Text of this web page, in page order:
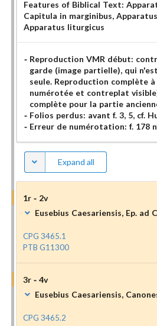
Features of Biblical Text:
Capitula in marginibus,
Apparatus liturgicus
Reproduction VMR début:
garde (image partielle), qui
seule. Reproduction complète
numérotée et contreplat
complète pour la partie
Folios perdus: avant f. 3, 5, cf.
Erreur de numérotation: f. 178
Expand all
1r - 2v
Eusebius Caesariensis, Ep. ad
CPG 3465.1
PTB G11300
3r - 4v
Eusebius Caesariensis,
CPG 3465.2